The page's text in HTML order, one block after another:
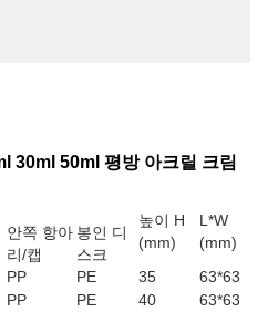
30ml 50ml 평방 아크릴 크림
높이 H
(mm)
L*W
(mm)
안쪽 항아
리/캡
봉인 디
스크
PP PE 35
63*63
PP PE 40
63*63